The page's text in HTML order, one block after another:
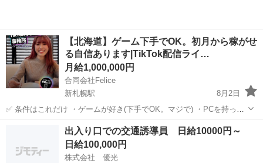
【北海道】ゲーム下手でOK。初月から稼がせ
る自信あります|TikTok配信ライ…
月給1,000,000円
合同会社Felice
新札幌駅
8月2日
✅ 条件はこれだけ ・ゲームが好き(下手でOK。マジで) ・PCを持って
る ・週に数回、配信の時間が作れる ・北海道在住(札幌以外の方も大
歓迎。道外もOK) ✅ 費用は一切かかりません レッスン料・登録料・機
材購入ノルマ、...
札幌市 新札幌駅 その他 ゲーム
出入り口での交通誘導員 日給10000円～
日給100,000円
株式会社 優光